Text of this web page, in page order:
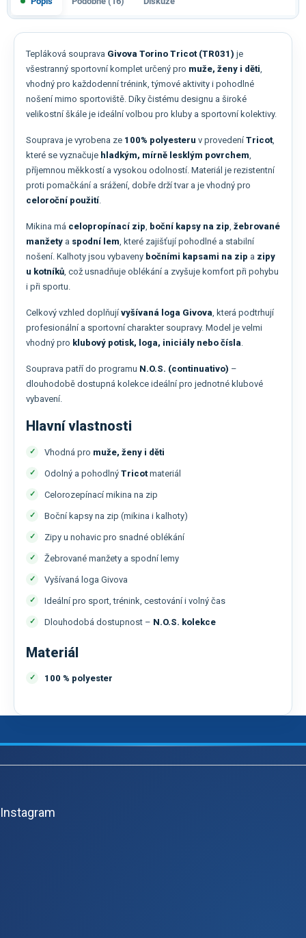
Tepláková souprava Givova Torino Tricot (TR031) je
všestranný sportovní komplet určený pro muže, ženy i děti,
vhodný pro každodenní trénink, týmové aktivity i pohodlné
nošení mimo sportoviště. Díky čistému designu a široké
velikostní škále je ideální volbou pro kluby a sportovní kolektivy.
Souprava je vyrobena ze 100% polyesteru v provedení Tricot,
které se vyznačuje hladkým, mírně lesklým povrchem,
příjemnou měkkostí a vysokou odolností. Materiál je rezistentní
proti pomačkání a srážení, dobře drží tvar a je vhodný pro
celoroční použití.
Mikina má celopropínací zip, boční kapsy na zip, žebrované
manžety a spodní lem, které zajišťují pohodlné a stabilní
nošení. Kalhoty jsou vybaveny bočními kapsami na zip a zipy
u kotníků, což usnadňuje oblékání a zvyšuje komfort při pohybu
i při sportu.
Celkový vzhled doplňují vyšívaná loga Givova, která podtrhují
profesionální a sportovní charakter soupravy. Model je velmi
vhodný pro klubový potisk, loga, iniciály nebo čísla.
Souprava patří do programu N.O.S. (continuativo) –
dlouhodobě dostupná kolekce ideální pro jednotné klubové
vybavení.
Hlavní vlastnosti
Vhodná pro muže, ženy i děti
Odolný a pohodlný Tricotmateriál
Celorozepínací mikina na zip
Boční kapsy na zip (mikina i kalhoty)
Zipy u nohavic pro snadné oblékání
Žebrované manžety a spodní lemy
Vyšívaná loga Givova
Ideální pro sport, trénink, cestování i volný čas
Dlouhodobá dostupnost – N.O.S. kolekce
Materiál
100 % polyester
Z
Instagram